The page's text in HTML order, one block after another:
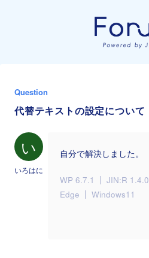
Question
代替テキストの設定について
い
いろはに
自分で解決しました。
WP 6.7.1 JIN:R 1.4.0
Edge
Windows11